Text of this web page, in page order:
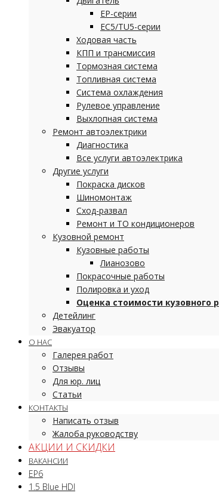
EP-серии
EC5/TU5-серии
Ходовая часть
КПП и трансмиссия
Тормозная система
Топливная система
Система охлаждения
Рулевое управление
Выхлопная система
Ремонт автоэлектрики
Диагностика
Все услуги автоэлектрика
Другие услуги
Покраска дисков
Шиномонтаж
Сход-развал
Ремонт и ТО кондиционеров
Кузовной ремонт
Кузовные работы
Лианозово
Покрасочные работы
Полировка и уход
Оценка стоимости кузовного
Детейлинг
Эвакуатор
О НАС
Галерея работ
Отзывы
Для юр. лиц
Статьи
КОНТАКТЫ
Написать отзыв
Жалоба руководству
АКЦИИ И СКИДКИ
ВАКАНСИИ
EP6
1.5 Blue HDI